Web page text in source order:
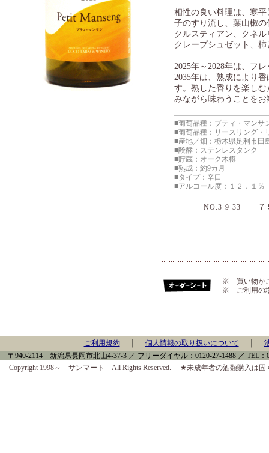
相性の良い料理は、寒
子のすり流し、葉山椒
クルスティアン、クネ
クレープシュゼット、
2025年～2028年は、フ
2035年は、熟成により
す。熟した香りを楽し
みながら味わうことを
■葡萄品種：プティ・マンサ
■葡萄品種：リースリング・
■産地／畑：栃木県足利市田
■醗酵：ステンレスタンク
■貯蔵：オーク木樽
■熟成：約9カ月
■タイプ：辛口
■アルコール度：１２．１％
NO.3-9-33 ７
※ 買い物かご
※ ご利用の場
ご利用規約｜ 個人情報の取り扱いについて
〒940-2114 新潟県長岡市北山4-37-3 ／ フリーダイヤル：0120-27-1488 ／ TEL：
Copyright 1998～ サンマート All Rights Reserved. ★未成年者の酒類購入は固